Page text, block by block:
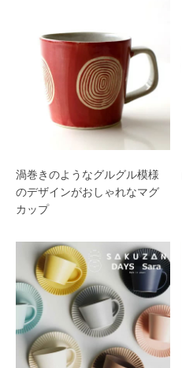
渦巻きのようなグルグル模様
のデザインがおしゃれなマグ
カップ